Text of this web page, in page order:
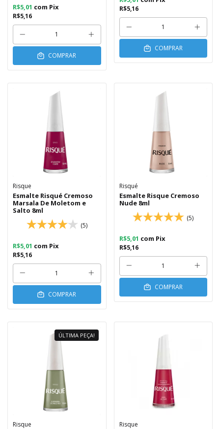
R$5,16
R$5,01 com Pix
COMPRAR
R$5,16
COMPRAR
Risque
Esmalte Risqué Cremoso
Marsala De Moletom e
Salto 8ml
(5)
R$5,16
R$5,01 com Pix
COMPRAR
Risqué
Esmalte Risque Cremoso
Nude 8ml
(5)
R$5,16
R$5,01 com Pix
COMPRAR
ÚLTIMA PEÇA!
Risque Risque